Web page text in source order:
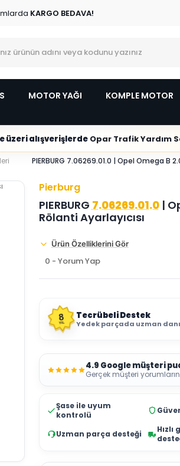
KARGO BEDAVA!
MOTOR YAĞI KOMPLE MOTOR
üzeri alışverişlerdeOpar Trafik Yardım
PIERBURG 7.06269.01.0 | Opel Omega B
Pierburg
PIERBURG7.06269.01.0|
Rölanti Ayarlayıcısı
Ürün Özelliklerini Gör
0 - Yorum Yap
8
YIL
Tecrübeli Destek
Yedek parçada uzman
4.9 Google müşteri
Gerçek müşteri
Şase ile uyum
kontrolü
Uzman parça desteği